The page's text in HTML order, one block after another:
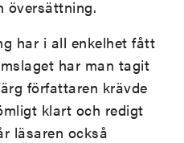
översättning.
har i all enkelhet fått
har man tagit
författaren krävde
klart och redigt
läsaren också